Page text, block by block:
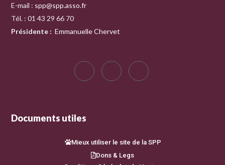
E-mail : spp@spp.asso.fr
Tél. : 01 43 29 66 70
Présidente : Emmanuelle Chervet
Documents utiles
Mieux utiliser le site de la SPP
Dons & Legs